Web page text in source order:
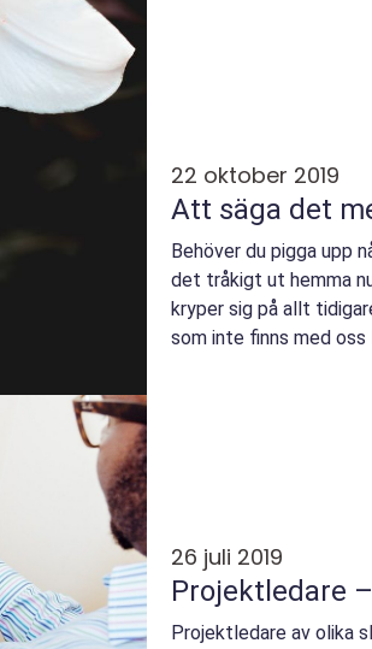
22 oktober 2019
Att säga det
Behöver du pigga upp
det tråkigt ut hemma
kryper sig på allt
som inte finns med oss
26 juli 2019
Projektledare
Projektledare av olika